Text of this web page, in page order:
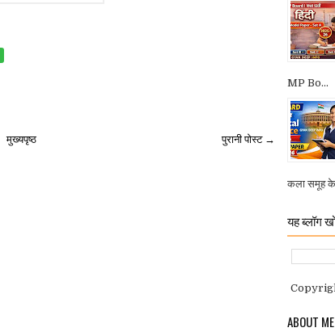
पुरानी पोस्ट →
मुख्यपृष्ठ
MP Bo...
कला समूह के
यह ब्लॉग
ABOUT ME